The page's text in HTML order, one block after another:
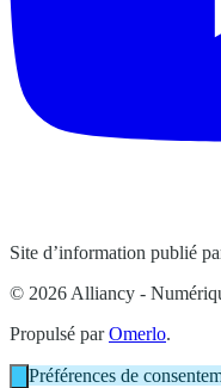
Site d’information publié
© 2026 Alliancy -
Propulsé parOmerlo.
Préférences de